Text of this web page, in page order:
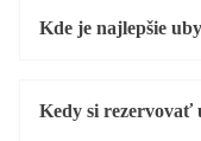
Kde je najlepšie
Kedy si rezervovať